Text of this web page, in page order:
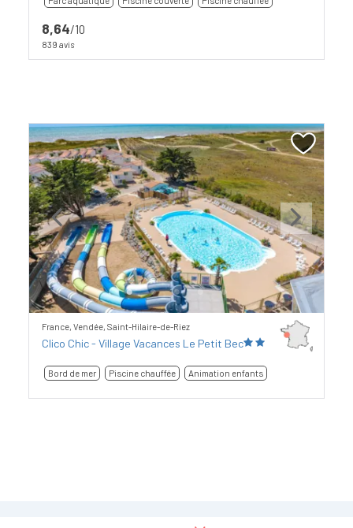
8,64/10
839 avis
Previous Next
France, Vendée, Saint-Hilaire-de-Riez
Clico Chic - Village Vacances Le Petit Bec
Bord de mer Piscine chauffée Animation enfants